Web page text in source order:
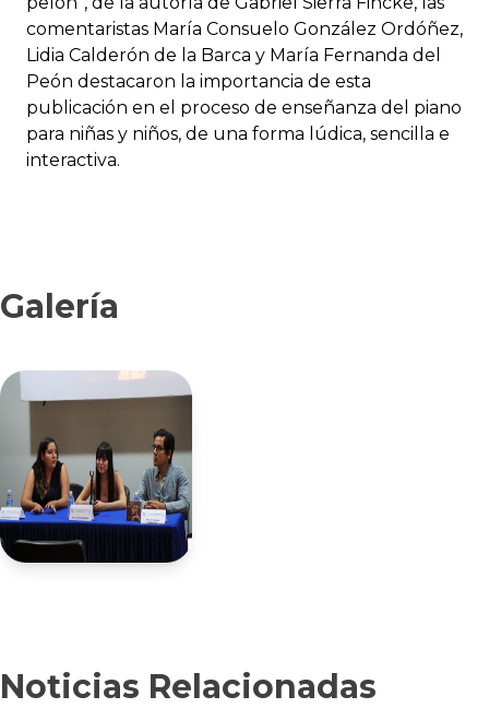
comentaristas María Consuelo González Ordóñez,
Lidia Calderón de la Barca y María Fernanda del
Peón destacaron la importancia de esta
publicación en el proceso de enseñanza del piano
para niñas y niños, de una forma lúdica, sencilla e
interactiva.
Galería
Noticias Relacionadas